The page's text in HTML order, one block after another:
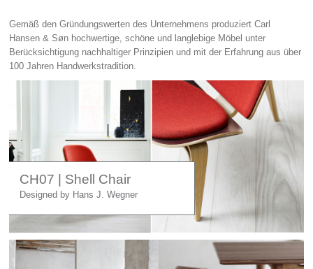
Fliesen
Sauna und Hamam
Licht
Carl Hansen
Outlet
Unternehmen
Gemäß den Gründungswerten des Unternehmens produziert Carl
Hansen & Søn hochwertige, schöne und langlebige Möbel unter
Berücksichtigung nachhaltiger Prinzipien und mit der Erfahrung aus über
100 Jahren Handwerkstradition.
CH07 | Shell Chair
Designed by Hans J. Wegner